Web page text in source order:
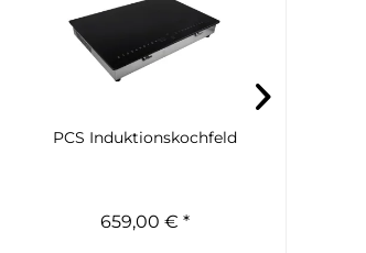
PCS Induktionskochfeld
659,00 € *